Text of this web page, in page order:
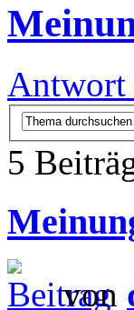
Antwort
5
von